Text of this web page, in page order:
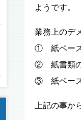
ようです。
業務上のデ
① 紙ベース
② 紙書類の
③ 紙ベース
上記の事か